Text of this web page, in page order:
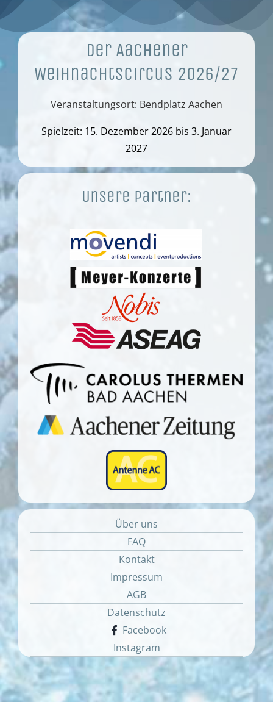
Der Aachener
Weihnachtscircus 2026/27
Veranstaltungsort: Bendplatz Aachen
Spielzeit: 15. Dezember 2026 bis 3. Januar
2027
Unsere Partner:
Über uns
FAQ
Kontakt
Impressum
AGB
Datenschutz
Facebook
Instagram